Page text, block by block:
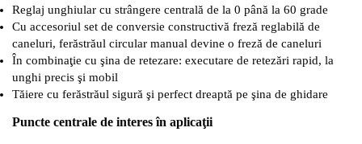
Reglaj unghiular cu strângere centrală de la 0 până la 60 grade
Cu accesoriul set de conversie constructivă freză reglabilă de
caneluri, ferăstrăul circular manual devine o freză de caneluri
În combinaţie cu şina de retezare: executare de retezări rapid, la
unghi precis şi mobil
Tăiere cu ferăstrăul sigură şi perfect dreaptă pe şina de ghidare
Puncte centrale de interes în aplicaţii